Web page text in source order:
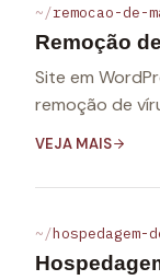
remocao-de-
Remoção
Site em
remoção de
VEJA MAIS